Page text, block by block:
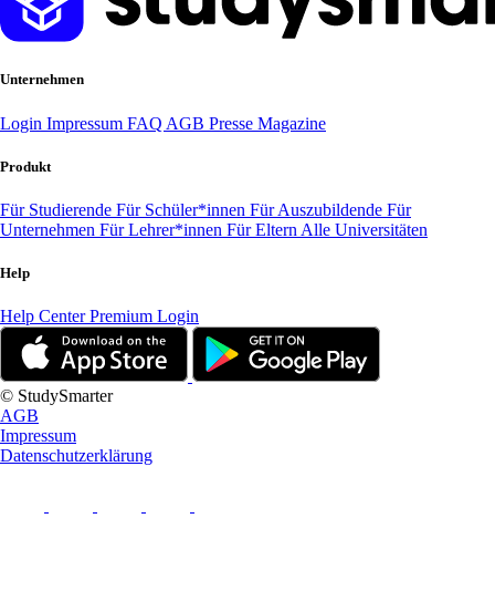
Unternehmen
Login Impressum FAQ AGB Presse Magazine
Produkt
Für Studierende Für Schüler*innen Für Auszubildende Für
Unternehmen Für Lehrer*innen Für Eltern Alle Universitäten
Help
Help CenterPremium Login
© StudySmarter
AGB
Impressum
Datenschutzerklärung